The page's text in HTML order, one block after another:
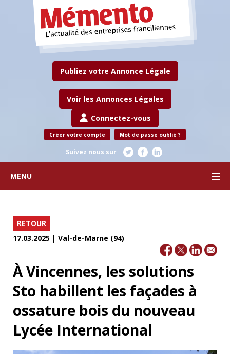
Publiez votre Annonce Légale
Voir les Annonces Légales
Connectez-vous
Créer votre compte Mot de passe oublié ?
Suivez nous sur
MENU
RETOUR
17.03.2025 | Val-de-Marne (94)
À Vincennes, les solutions
Sto habillent les façades à
ossature bois du nouveau
Lycée International